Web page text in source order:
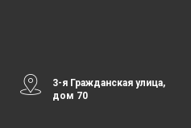
3-я Гражданская улица,
дом 70